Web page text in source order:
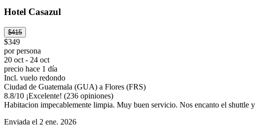
Hotel Casazul
$415
$349
por persona
20 oct - 24 oct
precio hace 1 día
Incl. vuelo redondo
Ciudad de Guatemala (GUA) a Flores (FRS)
8.8/10 ¡Excelente! (236 opiniones)
Habitacion impecablemente limpia. Muy buen servicio. Nos encanto el shuttle y
Enviada el 2 ene. 2026